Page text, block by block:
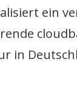
ein
in